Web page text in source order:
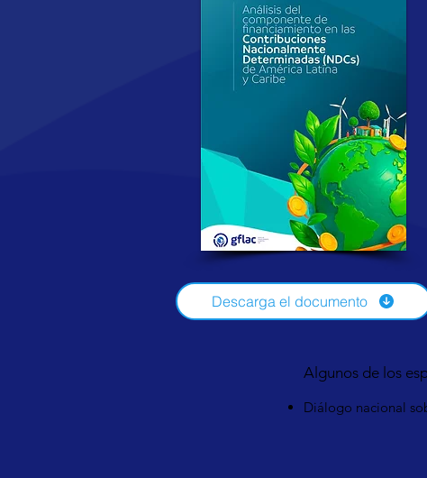
Descarga el documento
Algunos de los
Diálogo nacional